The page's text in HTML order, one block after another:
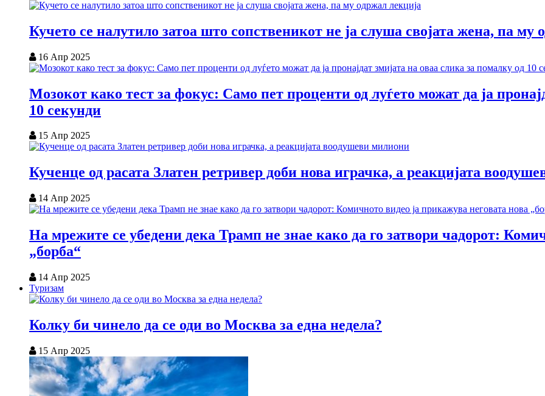
Кучето се налутило затоа што сопственикот не ја слуша својата жена, па му
16 Апр 2025
Мозокот како тест за фокус: Само пет проценти од луѓето можат да ја
10 секунди
15 Апр 2025
Кученце од расата Златен ретривер доби нова играчка, а реакцијата
14 Апр 2025
На мрежите се убедени дека Трамп не знае како да го затвори чадорот:
„борба“
14 Апр 2025
Туризам
Колку би чинело да се оди во Москва за една недела?
15 Апр 2025